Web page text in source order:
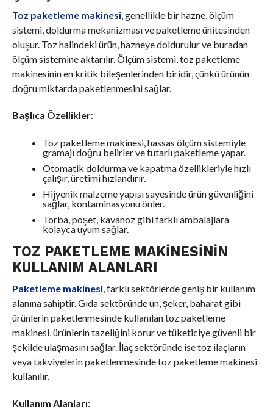
Toz paketleme makinesi, genellikle bir hazne, ölçüm
sistemi, doldurma mekanizması ve paketleme ünitesinden
oluşur. Toz halindeki ürün, hazneye doldurulur ve buradan
ölçüm sistemine aktarılır. Ölçüm sistemi, toz paketleme
makinesinin en kritik bileşenlerinden biridir, çünkü ürünün
doğru miktarda paketlenmesini sağlar.
Başlıca Özellikler:
Toz paketleme makinesi, hassas ölçüm sistemiyle
gramajı doğru belirler ve tutarlı paketleme yapar.
Otomatik doldurma ve kapatma özellikleriyle hızlı
çalışır, üretimi hızlandırır.
Hijyenik malzeme yapısı sayesinde ürün güvenliğini
sağlar, kontaminasyonu önler.
Torba, poşet, kavanoz gibi farklı ambalajlara
kolayca uyum sağlar.
TOZ PAKETLEME MAKINESININ
KULLANIM ALANLARI
Paketleme makinesi, farklı sektörlerde geniş bir kullanım
alanına sahiptir. Gıda sektöründe un, şeker, baharat gibi
ürünlerin paketlenmesinde kullanılan toz paketleme
makinesi, ürünlerin tazeliğini korur ve tüketiciye güvenli bir
şekilde ulaşmasını sağlar. İlaç sektöründe ise toz ilaçların
veya takviyelerin paketlenmesinde toz paketleme makinesi
kullanılır.
Kullanım Alanları: